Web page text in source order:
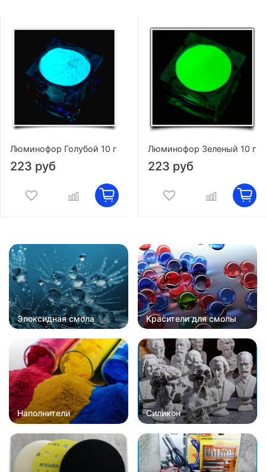
Люминофор Голубой 10 г
223 руб
Люминофор Зеленый 10 г
223 руб
Эпоксидная смола Красители для смолы
Наполнители Силикон